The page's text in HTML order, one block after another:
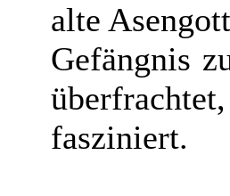
alte
Gefängnis
fasziniert.